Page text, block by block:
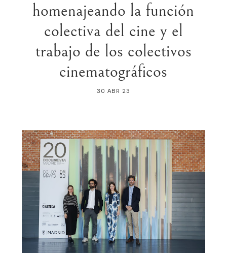
homenajeando la función
colectiva del cine y el
trabajo de los colectivos
cinematográficos
30 ABR 23